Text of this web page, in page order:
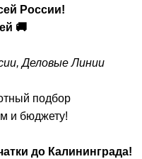
России!
🚚
Деловые Линии
подбор
и бюджету!
до Калининграда!